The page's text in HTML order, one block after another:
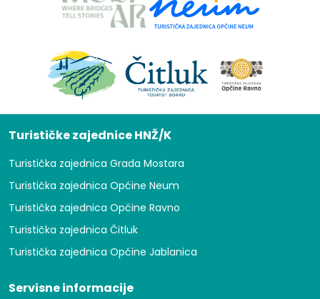
Turističke zajednice HNŽ/K
Turistička zajednica Grada Mostara
Turistička zajednica Općine Neum
Turistička zajednica Općine Ravno
Turistička zajednica Čitluk
Turistička zajednica Općine Jablanica
Servisne informacije